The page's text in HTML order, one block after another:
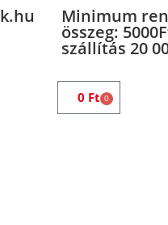
Minimum
összeg:
szállítás 20
0 Ft 0